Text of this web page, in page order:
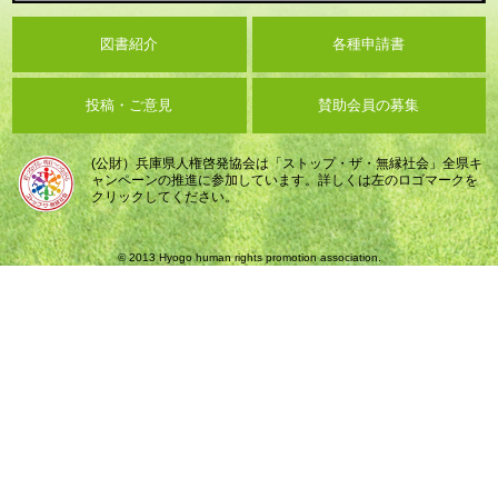
図書紹介 各種申請書
投稿・ご意見 賛助会員の募集
(公財）兵庫県人権啓発協会は「ストップ・ザ・無縁社会」全県キ
ャンペーンの推進に参加しています。詳しくは左のロゴマークを
クリックしてください。
© 2013 Hyogo human rights promotion association.